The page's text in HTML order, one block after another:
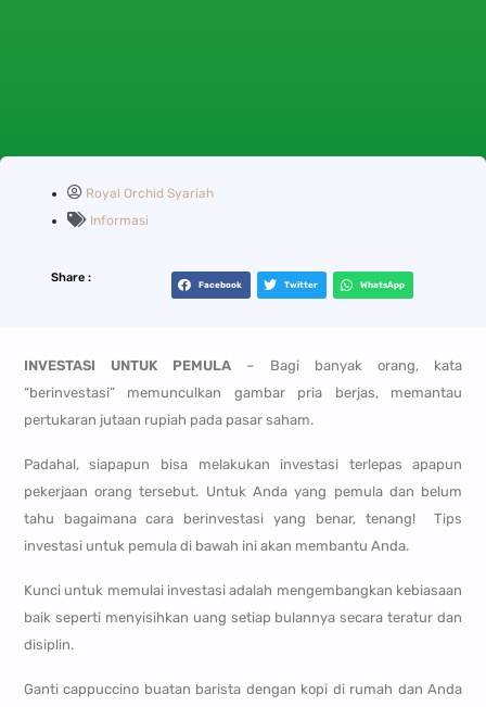
Royal Orchid Syariah
Informasi
Share :
Facebook Twitter WhatsApp
INVESTASI UNTUK PEMULA – Bagi banyak orang, kata
“berinvestasi” memunculkan gambar pria berjas, memantau
pertukaran jutaan rupiah pada pasar saham.
Padahal, siapapun bisa melakukan investasi terlepas apapun
pekerjaan orang tersebut. Untuk Anda yang pemula dan belum
tahu bagaimana cara berinvestasi yang benar, tenang! Tips
investasi untuk pemula di bawah ini akan membantu Anda.
Kunci untuk memulai investasi adalah mengembangkan kebiasaan
baik seperti menyisihkan uang setiap bulannya secara teratur dan
disiplin.
Ganti cappuccino buatan barista dengan kopi di rumah dan Anda